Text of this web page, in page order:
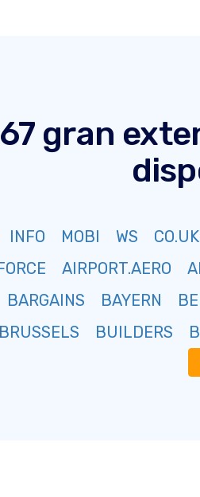
gran
INFO MOBI WS CO.UK
AIRPORT.AERO
BARGAINS BAYERN
BRUSSELS BUILDERS